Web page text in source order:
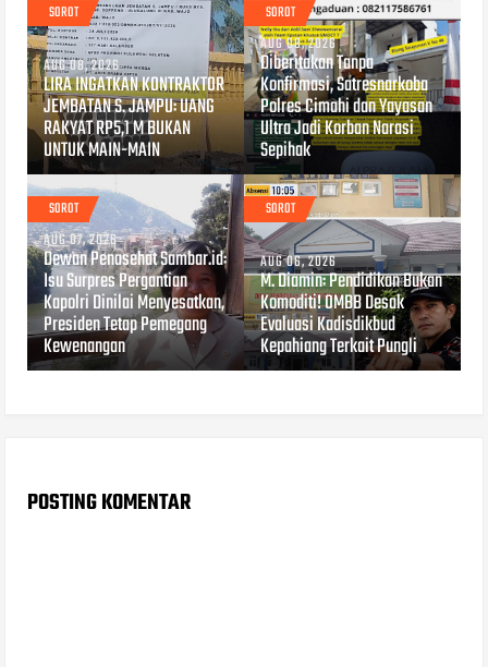
SOROT
AUG 08, 2026
LIRA INGATKAN KONTRAKTOR
JEMBATAN S. JAMPU: UANG
RAKYAT RP5,1 M BUKAN
UNTUK MAIN-MAIN
SOROT
AUG 08, 2026
Diberitakan Tanpa
Konfirmasi, Satresnarkoba
Polres Cimahi dan Yayasan
Ultra Jadi Korban Narasi
Sepihak
SOROT
AUG 07, 2026
Dewan Penasehat Sambar.id:
Isu Surpres Pergantian
Kapolri Dinilai Menyesatkan,
Presiden Tetap Pemegang
Kewenangan
SOROT
AUG 06, 2026
M. Diamin: Pendidikan Bukan
Komoditi! OMBB Desak
Evaluasi Kadisdikbud
Kepahiang Terkait Pungli
POSTING KOMENTAR